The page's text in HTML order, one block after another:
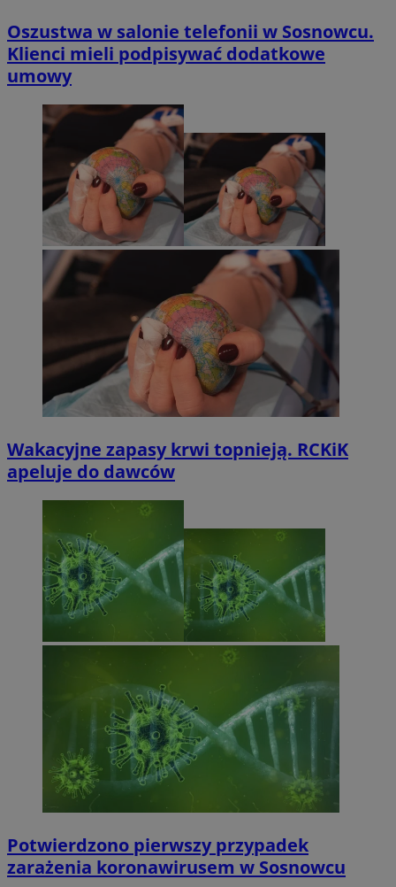
Oszustwa w salonie telefonii w Sosnowcu.
Klienci mieli podpisywać dodatkowe
umowy
Wakacyjne zapasy krwi topnieją. RCKiK
apeluje do dawców
Potwierdzono pierwszy przypadek
zarażenia koronawirusem w Sosnowcu